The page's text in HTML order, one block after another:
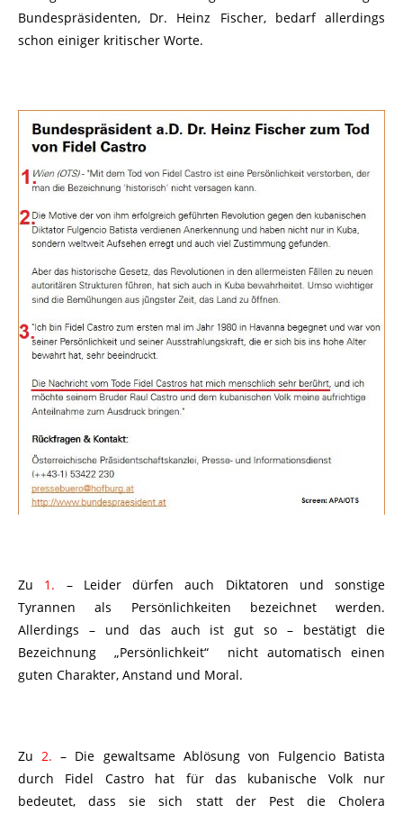
Bundespräsidenten, Dr. Heinz Fischer, bedarf allerdings
schon einiger kritischer Worte.
Zu 1. – Leider dürfen auch Diktatoren und sonstige
Tyrannen als Persönlichkeiten bezeichnet werden.
Allerdings – und das auch ist gut so – bestätigt die
Bezeichnung „Persönlichkeit“ nicht automatisch einen
guten Charakter, Anstand und Moral.
Zu2. – Die gewaltsame Ablösung von Fulgencio Batista
durch Fidel Castro hat für das kubanische Volk nur
bedeutet, dass sie sich statt der Pest die Cholera